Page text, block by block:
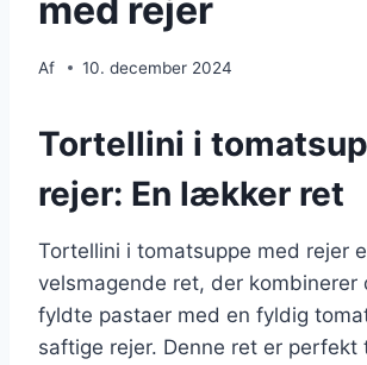
med rejer
Af 10. december 2024
Tortellini i
rejer: En lækker ret
Tortellini i tomatsuppe med rejer
velsmagende ret, der kombinerer
fyldte pastaer med en fyldig
saftige rejer. Denne ret er perfekt